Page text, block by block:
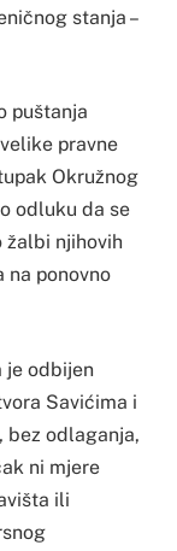
stanja –
puštanja
pravne
Okružnog
odluku da se
žalbi njihovih
na ponovno
je odbijen
Savićima i
bez odlaganja,
ni mjere
ili